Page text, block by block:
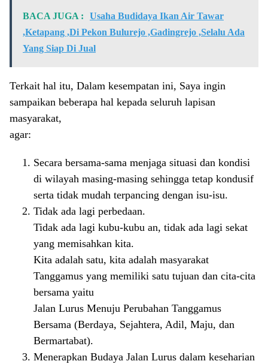
BACA JUGA :
Usaha Budidaya Ikan Air Tawar
,Ketapang ,Di Pekon Bulurejo ,Gadingrejo ,Selalu Ada
Yang Siap Di Jual
Terkait hal itu, Dalam kesempatan ini, Saya ingin
sampaikan beberapa hal kepada seluruh lapisan
masyarakat,
agar:
Secara bersama-sama menjaga situasi dan kondisi
di wilayah masing-masing sehingga tetap kondusif
serta tidak mudah terpancing dengan isu-isu.
Tidak ada lagi perbedaan.
Tidak ada lagi kubu-kubu an, tidak ada lagi sekat
yang memisahkan kita.
Kita adalah satu, kita adalah masyarakat
Tanggamus yang memiliki satu tujuan dan cita-cita
bersama yaitu
Jalan Lurus Menuju Perubahan Tanggamus
Bersama (Berdaya, Sejahtera, Adil, Maju, dan
Bermartabat).
Menerapkan Budaya Jalan Lurus dalam keseharian